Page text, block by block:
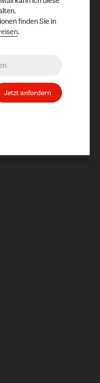
finden Sie in
.
Jetzt anfordern